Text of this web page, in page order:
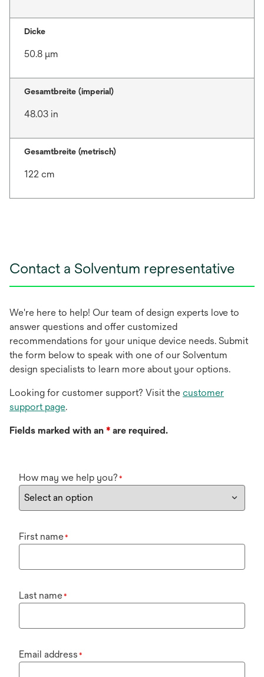
Dicke
50.8 μm
Gesamtbreite (imperial)
48.03 in
Gesamtbreite (metrisch)
122 cm
Contact a Solventum representative
We're here to help! Our team of design experts love to
answer questions and offer customized
recommendations for your unique device needs. Submit
the form below to speak with one of our Solventum
design specialists to learn more about your options.
Looking for customer support? Visit the customer
support page.
Fields marked with an * are required.
How may we help you? *
First name*
Last name*
Email address *